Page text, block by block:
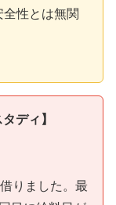
性とは無関
ディ】
りました。最